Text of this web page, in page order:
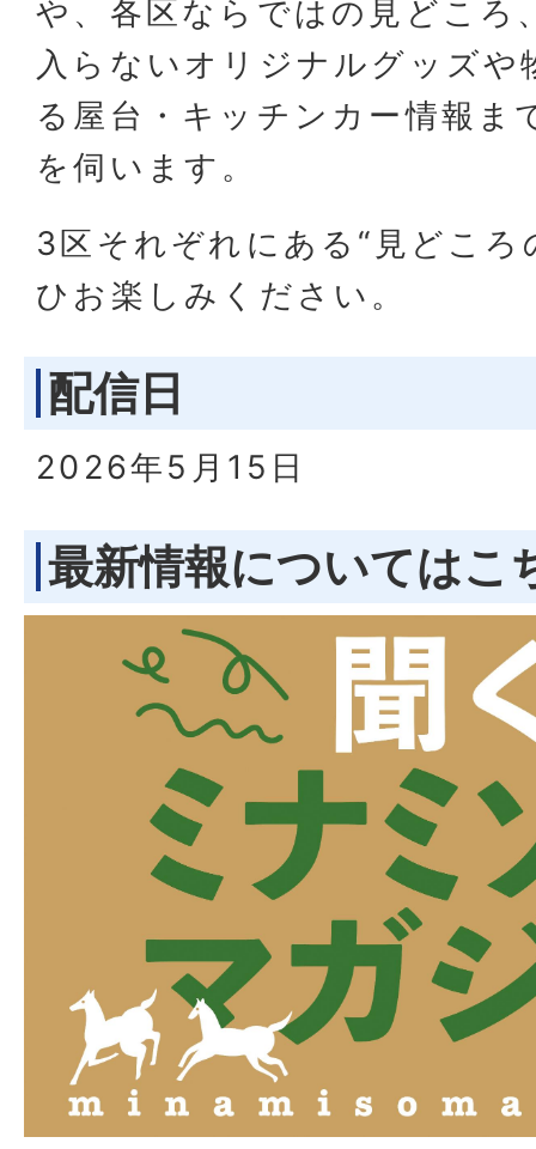
や、各区ならではの見どころ
入らないオリジナルグッズや
る屋台・キッチンカー情報ま
を伺います。
3区それぞれにある“見どころ
ひお楽しみください。
配信日
2026年5月15日
最新情報についてはこ